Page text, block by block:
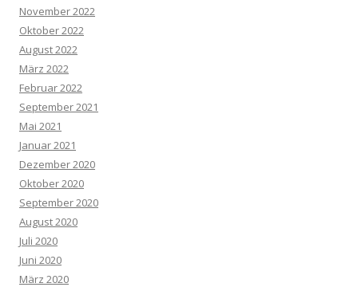
November 2022
Oktober 2022
August 2022
März 2022
Februar 2022
September 2021
Mai 2021
Januar 2021
Dezember 2020
Oktober 2020
September 2020
August 2020
Juli 2020
Juni 2020
März 2020